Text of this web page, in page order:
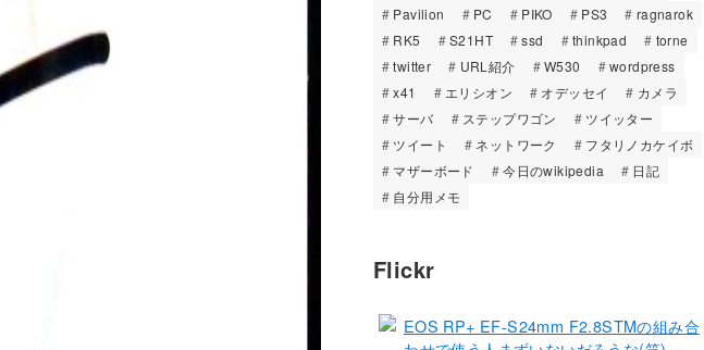
Pavilion
PC PIKO PS3
ragnarok
RK5
S21HT ssd thinkpad
torne
twitter
URL紹介 W530
wordpress
x41
エリシオン オデッセイ
カメラ
サーバ
ステップワゴン
ツイッター
ツイート
ネットワーク
フタリノカケイボ
マザーボード
今日のwikipedia
日記
自分用メモ
Flickr